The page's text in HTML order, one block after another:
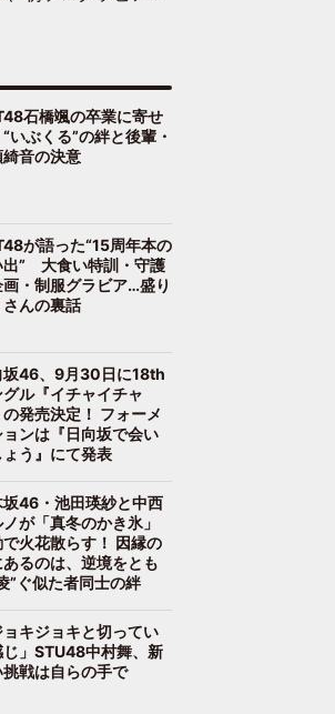
石橋颯の卒業に寄せ
ぶくる”の絆と後輩・
音の決意
が語った“15周年本の
出” 大食い特訓・守護
画・制服グラビア…盛り
さんの裏話
坂46、9月30日に18th
グル『イチャイチャ
の発売決定！ フォーメ
ョンは『日向坂で会い
ょう』にて発表
坂46・池田瑛紗と中西
が「真冬のかき氷」
火花散らす！ 因縁の
るのは、逆境をとも
”ぐ似た者同士の絆
ョキジョキと切ってい
じ」STU48中村舞、新
挑戦は自らの手で